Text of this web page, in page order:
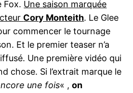
Fox. Une saison marquée
Cory Monteith. Le Glee
commencer le tournage
Et le premier teaser n’a
Une première vidéo qui
chose. Si l’extrait marque le
une fois« ,on